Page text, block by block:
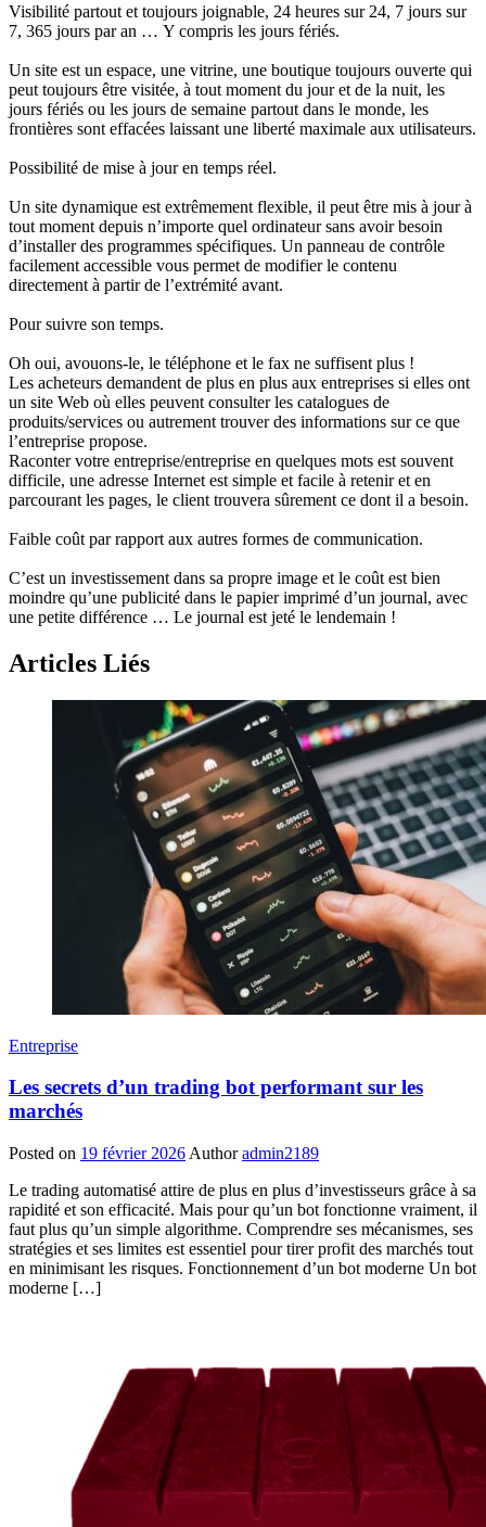
Visibilité partout et toujours joignable, 24 heures sur 24, 7 jours sur
7, 365 jours par an … Y compris les jours fériés.
Un site est un espace, une vitrine, une boutique toujours ouverte qui
peut toujours être visitée, à tout moment du jour et de la nuit, les
jours fériés ou les jours de semaine partout dans le monde, les
frontières sont effacées laissant une liberté maximale aux utilisateurs.
Possibilité de mise à jour en temps réel.
Un site dynamique est extrêmement flexible, il peut être mis à jour à
tout moment depuis n’importe quel ordinateur sans avoir besoin
d’installer des programmes spécifiques. Un panneau de contrôle
facilement accessible vous permet de modifier le contenu
directement à partir de l’extrémité avant.
Pour suivre son temps.
Oh oui, avouons-le, le téléphone et le fax ne suffisent plus !
Les acheteurs demandent de plus en plus aux entreprises si elles ont
un site Web où elles peuvent consulter les catalogues de
produits/services ou autrement trouver des informations sur ce que
l’entreprise propose.
Raconter votre entreprise/entreprise en quelques mots est souvent
difficile, une adresse Internet est simple et facile à retenir et en
parcourant les pages, le client trouvera sûrement ce dont il a besoin.
Faible coût par rapport aux autres formes de communication.
C’est un investissement dans sa propre image et le coût est bien
moindre qu’une publicité dans le papier imprimé d’un journal, avec
une petite différence … Le journal est jeté le lendemain !
Articles Liés
Entreprise
Les secrets d’un trading bot performant sur les
marchés
Posted on 19 février 2026 Author admin2189
Le trading automatisé attire de plus en plus d’investisseurs grâce à sa
rapidité et son efficacité. Mais pour qu’un bot fonctionne vraiment, il
faut plus qu’un simple algorithme. Comprendre ses mécanismes, ses
stratégies et ses limites est essentiel pour tirer profit des marchés tout
en minimisant les risques. Fonctionnement d’un bot moderne Un bot
moderne […]